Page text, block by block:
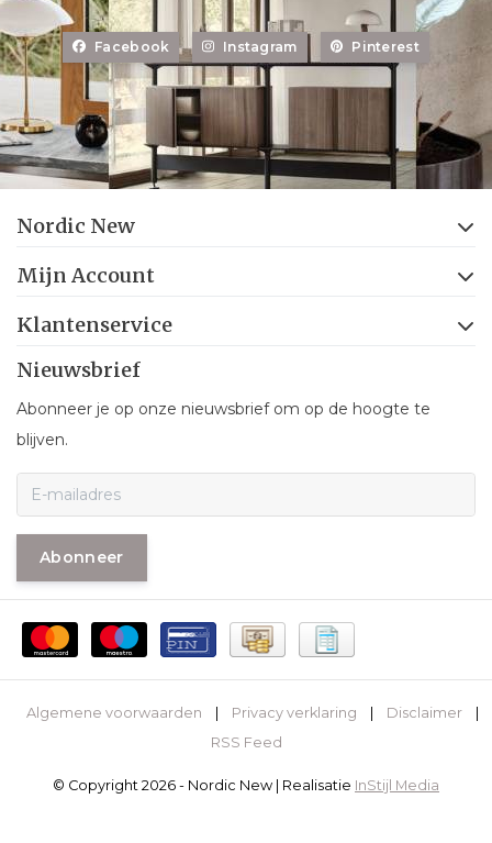
Facebook Instagram Pinterest
Nordic New
Mijn Account
Klantenservice
Nieuwsbrief
Abonneer je op onze nieuwsbrief om op de hoogte te
blijven.
Abonneer
Algemene voorwaarden | Privacy verklaring | Disclaimer
|
RSS Feed
© Copyright 2026 - Nordic New | Realisatie InStijl Media